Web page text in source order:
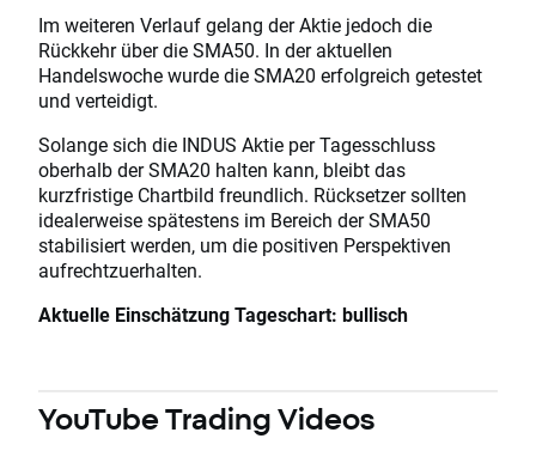
Im weiteren Verlauf gelang der Aktie jedoch die
Rückkehr über die SMA50. In der aktuellen
Handelswoche wurde die SMA20 erfolgreich getestet
und verteidigt.
Solange sich die INDUS Aktie per Tagesschluss
oberhalb der SMA20 halten kann, bleibt das
kurzfristige Chartbild freundlich. Rücksetzer sollten
idealerweise spätestens im Bereich der SMA50
stabilisiert werden, um die positiven Perspektiven
aufrechtzuerhalten.
Aktuelle Einschätzung Tageschart: bullisch
YouTubeTrading Videos